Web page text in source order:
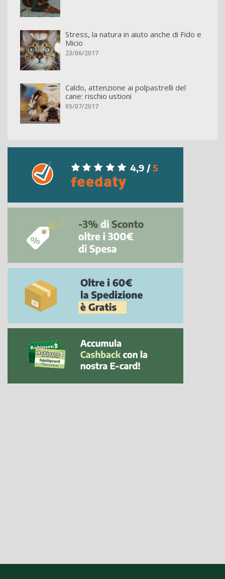
Stress, la natura in aiuto anche di Fido e
Micio
23/06/2017
Caldo, attenzione ai polpastrelli del
cane: rischio ustioni
05/07/2017